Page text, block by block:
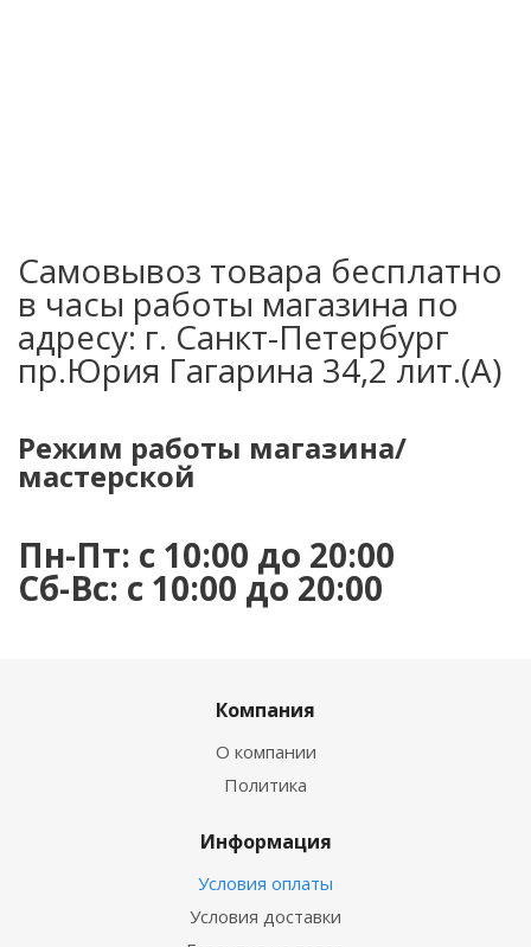
Самовывоз товара бесплатно
в часы работы магазина по
адресу: г. Санкт-Петербург
пр.Юрия Гагарина 34,2 лит.(А)
Режим работы магазина/
мастерской
Пн-Пт: с 10:00 до 20:00
Сб-Вс: с 10:00 до 20:00
Компания
О компании
Политика
Информация
Условия оплаты
Условия доставки